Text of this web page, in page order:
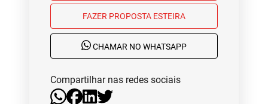
FAZER PROPOSTA ESTEIRA
CHAMAR NO WHATSAPP
Compartilhar nas redes sociais